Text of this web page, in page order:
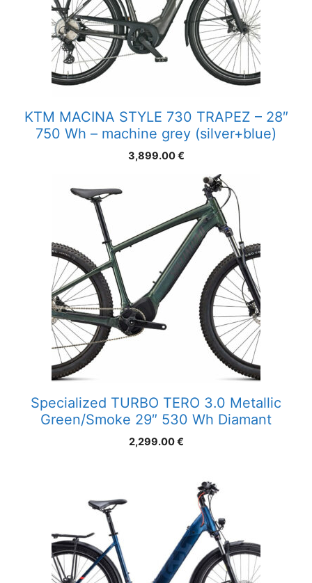
KTM MACINA STYLE 730 TRAPEZ – 28″
750 Wh – machine grey (silver+blue)
3,899.00€
Specialized TURBO TERO 3.0 Metallic
Green/Smoke 29″ 530 Wh Diamant
2,299.00€